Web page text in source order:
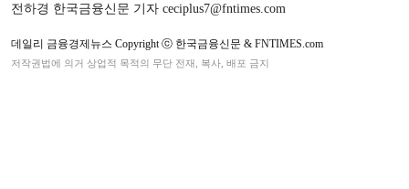
전하경 한국금융신문 기자 ceciplus7@fntimes.com
데일리 금융경제뉴스 Copyright ⓒ 한국금융신문 & FNTIMES.com
저작권법에 의거 상업적 목적의 무단 전재, 복사, 배포 금지